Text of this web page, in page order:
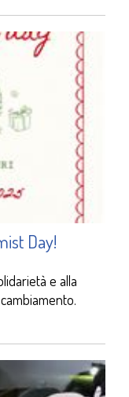
Day!
e alla